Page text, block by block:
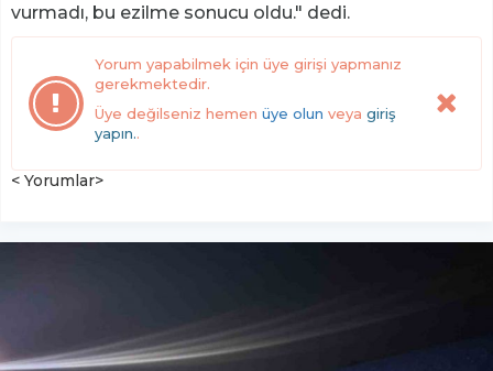
vurmadı, bu ezilme sonucu oldu." dedi.
Yorum yapabilmek için üye girişi yapmanız
gerekmektedir.
Üye değilseniz hemen üye olun veya giriş
yapın..
< Yorumlar>